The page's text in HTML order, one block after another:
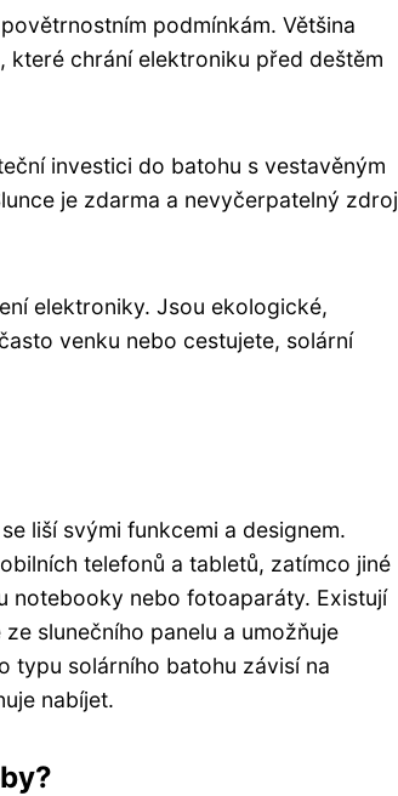
podmínkám. Většina
které chrání elektroniku před deštěm
investici do batohu s vestavěným
je zdarma a nevyčerpatelný zdroj
elektroniky. Jsou ekologické,
venku nebo cestujete, solární
liší svými funkcemi a designem.
telefonů a tabletů, zatímco jiné
notebooky nebo fotoaparáty. Existují
slunečního panelu a umožňuje
typu solárního batohu závisí na
nabíjet.